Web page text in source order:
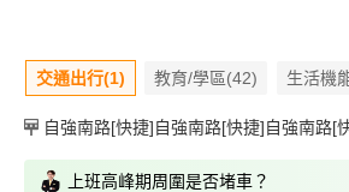
交通出行(1) 教育/學區(42) 生活機
自強南路[快捷]自強南路[快捷]自強南路[
上班高峰期周圍是否堵車？